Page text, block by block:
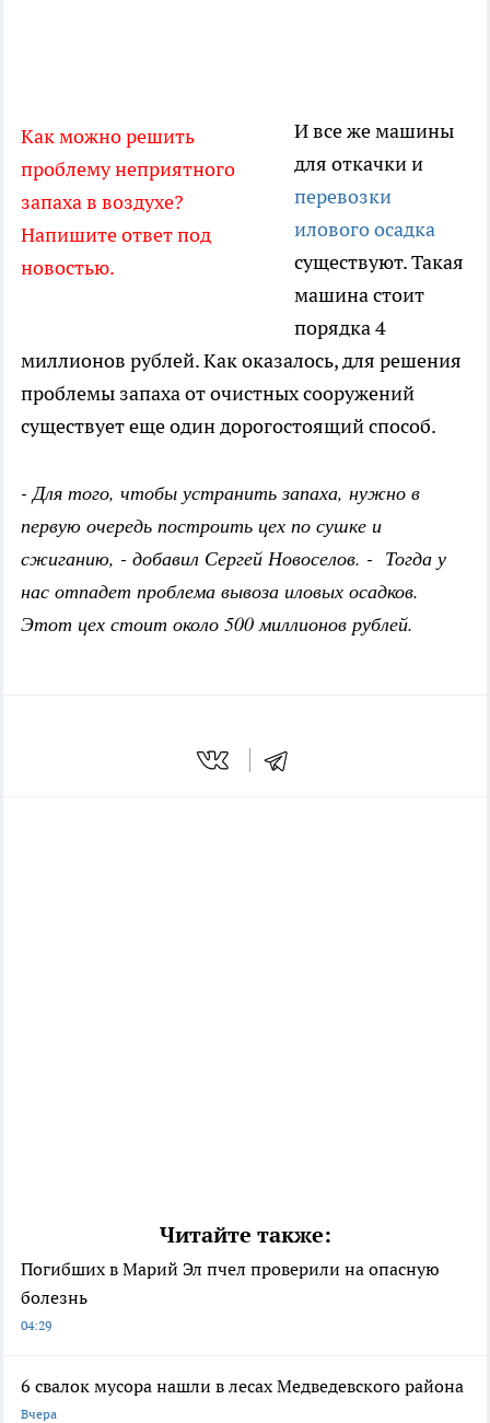
Как можно решить
проблему неприятного
запаха в воздухе?
Напишите ответ под
новостью.
И все же машины
для откачки и
перевозки
илового осадка
существуют. Такая
машина стоит
порядка 4
миллионов рублей. Как оказалось, для решения
проблемы запаха от очистных сооружений
существует еще один дорогостоящий способ.
- Для того, чтобы устранить запаха, нужно в
первую очередь построить цех по сушке и
сжиганию, - добавил Сергей Новоселов. - Тогда у
нас отпадет проблема вывоза иловых осадков.
Этот цех стоит около 500 миллионов рублей.
Читайте также:
Погибших в Марий Эл пчел проверили на опасную
болезнь
04:29
6 свалок мусора нашли в лесах Медведевского района
Вчера